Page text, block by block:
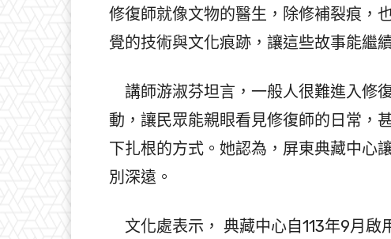
修復師就像文物的醫生，除修補裂痕，
覺的技術與文化痕跡，讓這些故事能繼
講師游淑芬坦言，一般人很難進入修
動，讓民眾能親眼看見修復師的日常，
下扎根的方式。她認為，屏東典藏中心
別深遠。
文化處表示， 典藏中心自113年9月啟